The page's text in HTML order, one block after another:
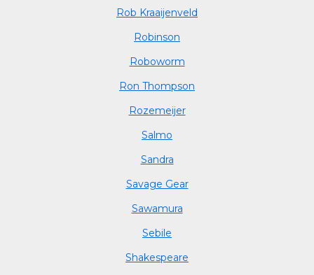
Rob Kraaijenveld
Robinson
Roboworm
Ron Thompson
Rozemeijer
Salmo
Sandra
Savage Gear
Sawamura
Sebile
Shakespeare